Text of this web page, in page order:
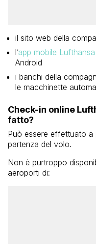
il sito web della
l’app mobile Lufthansa
Android
i banchi della
le macchinette
Check-in online
fatto?
Può essere effettuato a
partenza del volo.
Non è purtroppo
aeroporti di: